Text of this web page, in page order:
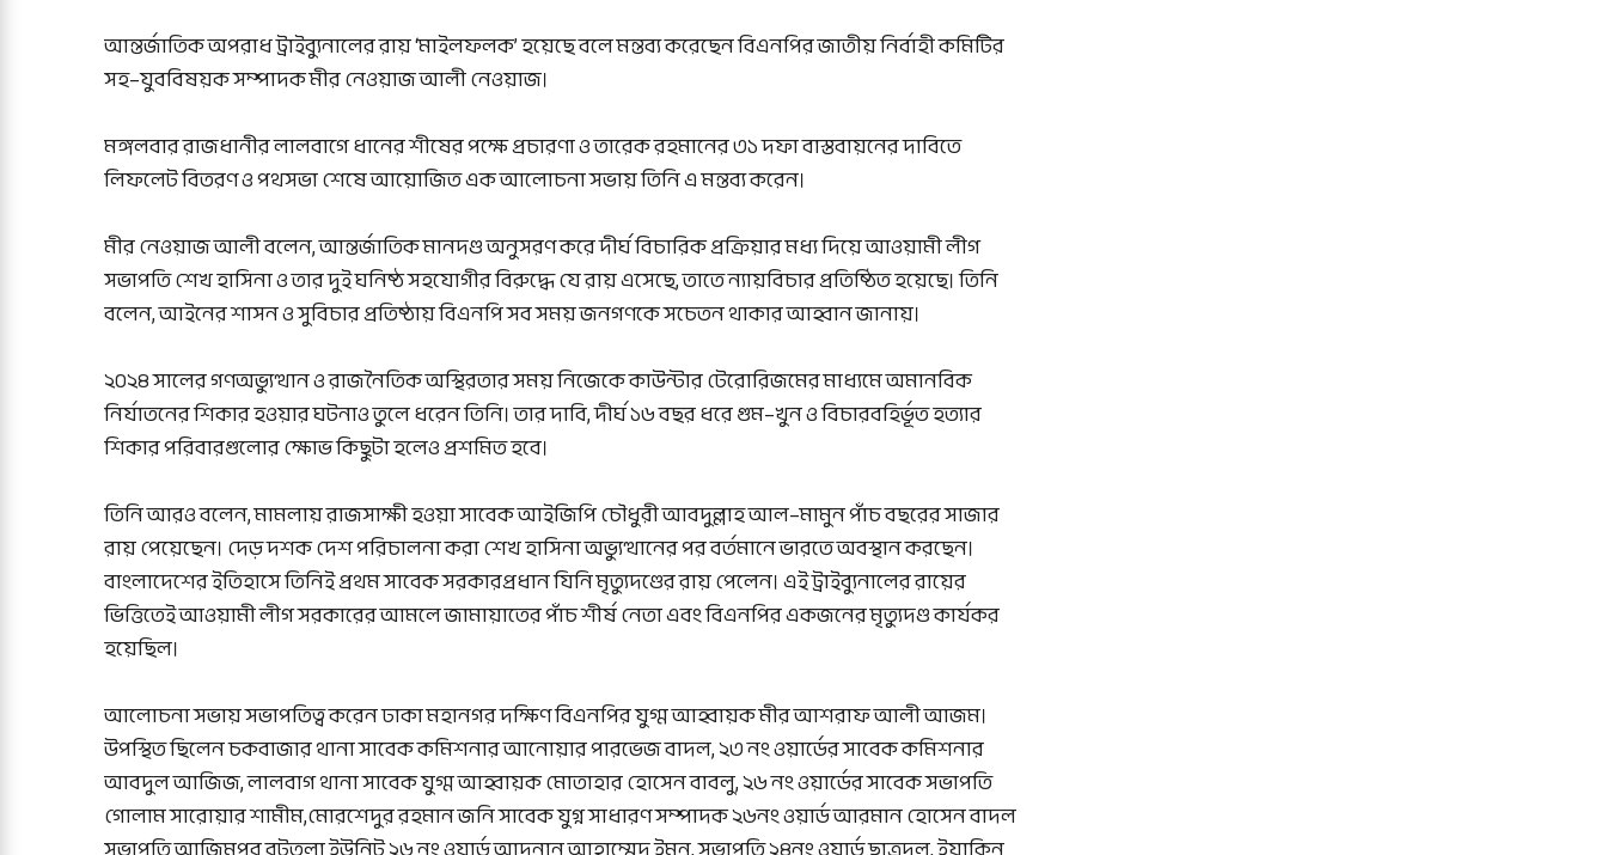
আন্তর্জাতিক অপরাধ ট্রাইব্যুনালের রায় ‘মাইলফলক’ হয়েছে বলে মন্তব্য করেছেন বিএনপির জাতীয় নির্বাহী কমিটির
সহ–যুববিষয়ক সম্পাদক মীর নেওয়াজ আলী নেওয়াজ।
মঙ্গলবার রাজধানীর লালবাগে ধানের শীষের পক্ষে প্রচারণা ও তারেক রহমানের ৩১ দফা বাস্তবায়নের দাবিতে
লিফলেট বিতরণ ও পথসভা শেষে আয়োজিত এক আলোচনা সভায় তিনি এ মন্তব্য করেন।
মীর নেওয়াজ আলী বলেন, আন্তর্জাতিক মানদণ্ড অনুসরণ করে দীর্ঘ বিচারিক প্রক্রিয়ার মধ্য দিয়ে আওয়ামী লীগ
সভাপতি শেখ হাসিনা ও তার দুই ঘনিষ্ঠ সহযোগীর বিরুদ্ধে যে রায় এসেছে, তাতে ন্যায়বিচার প্রতিষ্ঠিত হয়েছে। তিনি
বলেন, আইনের শাসন ও সুবিচার প্রতিষ্ঠায় বিএনপি সব সময় জনগণকে সচেতন থাকার আহ্বান জানায়।
২০২৪ সালের গণঅভ্যুত্থান ও রাজনৈতিক অস্থিরতার সময় নিজেকে কাউন্টার টেরোরিজমের মাধ্যমে অমানবিক
নির্যাতনের শিকার হওয়ার ঘটনাও তুলে ধরেন তিনি। তার দাবি, দীর্ঘ ১৬ বছর ধরে গুম–খুন ও বিচারবহির্ভূত হত্যার
শিকার পরিবারগুলোর ক্ষোভ কিছুটা হলেও প্রশমিত হবে।
তিনি আরও বলেন, মামলায় রাজসাক্ষী হওয়া সাবেক আইজিপি চৌধুরী আবদুল্লাহ আল–মামুন পাঁচ বছরের সাজার
রায় পেয়েছেন। দেড় দশক দেশ পরিচালনা করা শেখ হাসিনা অভ্যুত্থানের পর বর্তমানে ভারতে অবস্থান করছেন।
বাংলাদেশের ইতিহাসে তিনিই প্রথম সাবেক সরকারপ্রধান যিনি মৃত্যুদণ্ডের রায় পেলেন। এই ট্রাইব্যুনালের রায়ের
ভিত্তিতেই আওয়ামী লীগ সরকারের আমলে জামায়াতের পাঁচ শীর্ষ নেতা এবং বিএনপির একজনের মৃত্যুদণ্ড কার্যকর
হয়েছিল।
আলোচনা সভায় সভাপতিত্ব করেন ঢাকা মহানগর দক্ষিণ বিএনপির যুগ্ম আহ্বায়ক মীর আশরাফ আলী আজম।
উপস্থিত ছিলেন চকবাজার থানা সাবেক কমিশনার আনোয়ার পারভেজ বাদল, ২৩ নং ওয়ার্ডের সাবেক কমিশনার
আবদুল আজিজ, লালবাগ থানা সাবেক যুগ্ম আহ্বায়ক মোতাহার হোসেন বাবলু, ২৬ নং ওয়ার্ডের সাবেক সভাপতি
গোলাম সারোয়ার শামীম,মোরশেদুর রহমান জনি সাবেক যুগ্ন সাধারণ সম্পাদক ২৬নং ওয়ার্ড আরমান হোসেন বাদল